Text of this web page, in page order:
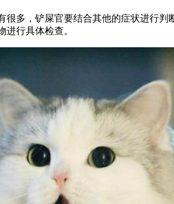
很多，铲屎官要结合其他的症状进行
进行具体检查。